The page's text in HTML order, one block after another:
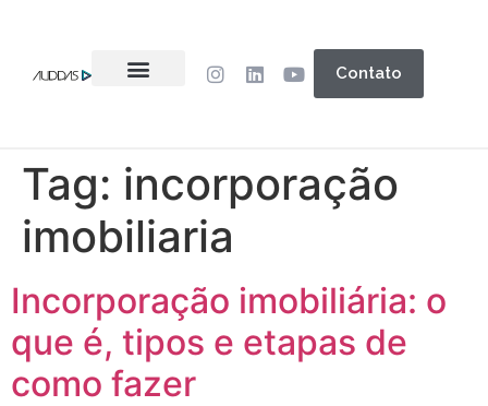
Contato
Tag: incorporação
imobiliaria
Incorporação imobiliária: o
que é, tipos e etapas de
como fazer